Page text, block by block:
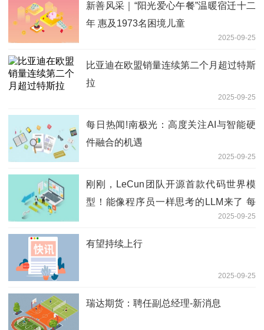
新善风采｜“阳光爱心午餐”温暖宿迁十二
年 惠及1973名困境儿童
2025-09-25
比亚迪在欧盟销量连续第二个月超过特斯
拉
2025-09-25
每日热闻!南极光：高度关注AI与智能硬
件融合的机遇
2025-09-25
刚刚，LeCun团队开源首款代码世界模
型！能像程序员一样思考的LLM来了 每
2025-09-25
有望持续上行
2025-09-25
瑞达期货：聘任副总经理-新消息